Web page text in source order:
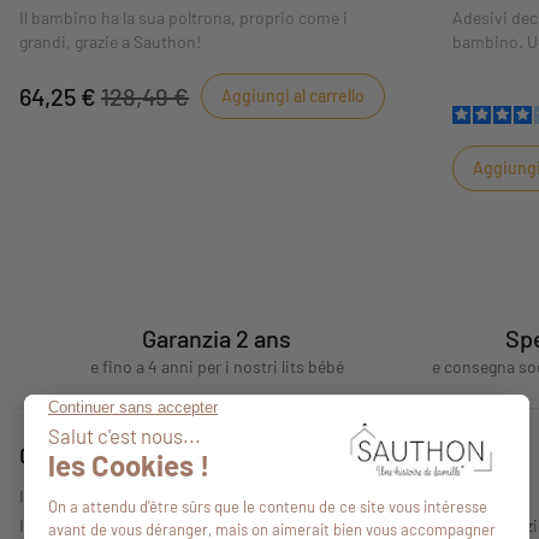
Il bambino ha la sua poltrona, proprio come i
grandi, grazie a Sauthon!
64,25 € 128,49 € Aggiungi al carrello
Adesivi
bambino.
Garanzia 2 ans
e fino a 4 anni per i nostri lits bébé e consegna
Consigli
I nostri consigli
I nostri rivenditori
Chi siamo
Chi siamo?
Le nostre